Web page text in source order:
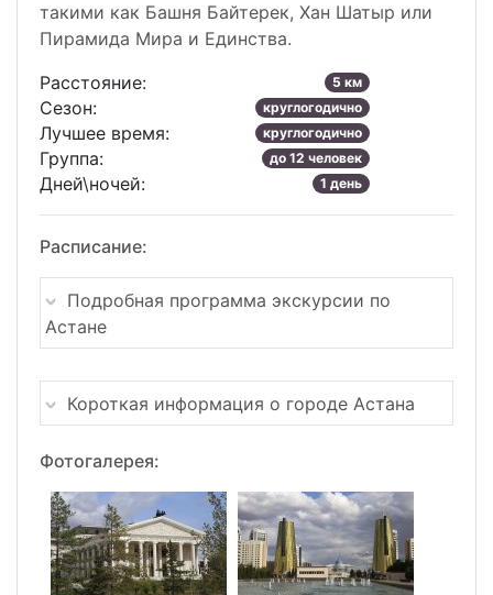
такими как Башня Байтерек, Хан Шатыр или
Пирамида Мира и Единства.
Расстояние:
5 км
Сезон: круглогодично
Лучшее время: круглогодично
Группа: до 12 человек
Дней\ночей: 1 день
Расписание:
Подробная программа экскурсии по
Астане
Короткая информация о городе Астана
Фотогалерея: